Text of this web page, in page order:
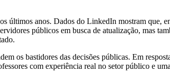
últimos anos. Dados do LinkedIn mostram que,
públicos em busca de atualização, mas
os bastidores das decisões públicas. Em
com experiência real no setor público e